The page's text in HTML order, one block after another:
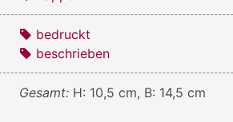
bedruckt
beschrieben
Gesamt: H: 10,5 cm, B: 14,5 cm